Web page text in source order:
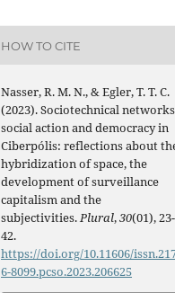
HOW TO CITE
Nasser, R. M. N., & Egler, T. T. C.
(2023). Sociotechnical
social action and democracy in
Ciberpólis: reflections about
hybridization of space, the
development of surveillance
capitalism and the
subjectivities.Plural,30(01), 23-
42.
https://doi.org/10.11606/
6-8099.pcso.2023.206625